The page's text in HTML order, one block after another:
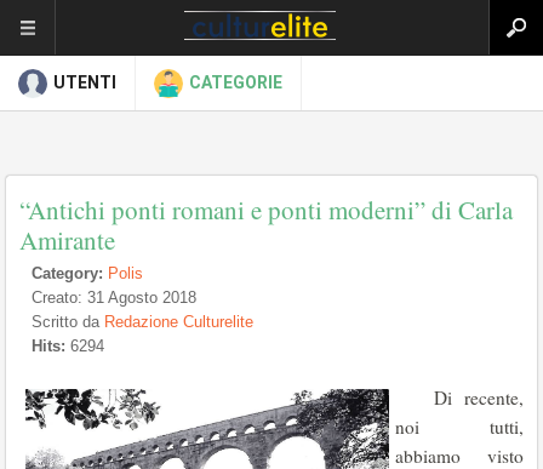
UTENTI CATEGORIE
“Antichi ponti romani e ponti moderni” di Carla
Amirante
Category: Polis
Creato: 31 Agosto 2018
Scritto da Redazione Culturelite
Hits: 6294
Di recente,
noi tutti,
abbiamo visto